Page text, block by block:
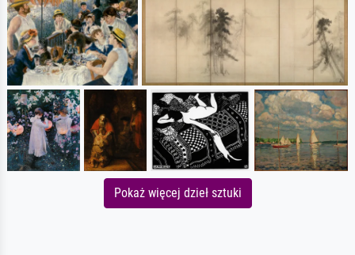
Pokaż więcej dzieł sztuki